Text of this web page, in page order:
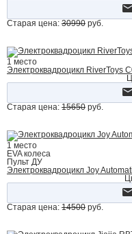
Старая цена: 30990 руб.
1 место
Электроквадроцикл RiverToys
Старая цена: 15650 руб.
1 место
EVA колеса
Пульт ДУ
Электроквадроцикл Joy
Старая цена: 14500 руб.